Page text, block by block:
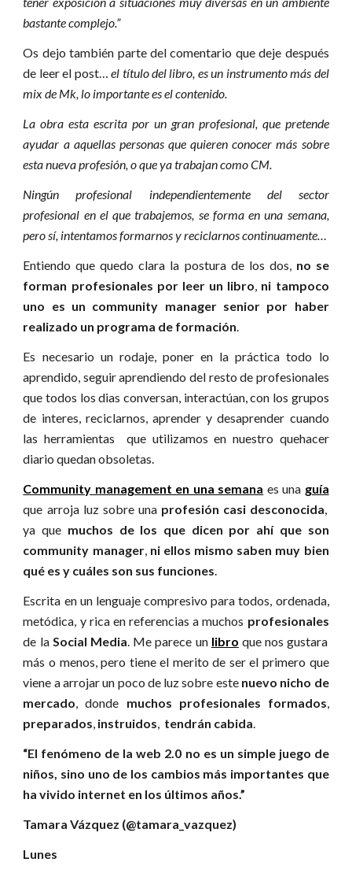
bastante complejo.”
Os dejo también parte del comentario que deje después
de leer el post… el título del libro, es un instrumento más del
mix de Mk, lo importante es el contenido.
La obra esta escrita por un gran profesional, que pretende
ayudar a aquellas personas que quieren conocer más sobre
esta nueva profesión, o que ya trabajan como CM.
Ningún profesional independientemente del sector
profesional en el que trabajemos, se forma en una semana,
pero sí, intentamos formarnos y reciclarnos continuamente…
Entiendo que quedo clara la postura de los dos, no se
forman profesionales por leer un libro, ni tampoco
uno es un community manager senior por haber
realizado un programa de formación.
Es necesario un rodaje, poner en la práctica todo lo
aprendido, seguir aprendiendo del resto de profesionales
que todos los dias conversan, interactúan, con los grupos
de interes, reciclarnos, aprender y desaprender cuando
las herramientas que utilizamos en nuestro quehacer
diario quedan obsoletas.
Community management en una semana es una guía
que arroja luz sobre una profesión casi desconocida,
ya que muchos de los que dicen por ahí que son
community manager, ni ellos mismo saben muy bien
qué es y cuáles son sus funciones.
Escrita en un lenguaje compresivo para todos, ordenada,
metódica, y rica en referencias a muchos profesionales
de la Social Media. Me parece un libro que nos gustara
más o menos, pero tiene el merito de ser el primero que
viene a arrojar un poco de luz sobre este nuevo nicho de
mercado, donde muchos profesionales formados,
preparados, instruidos, tendrán cabida.
“El fenómeno de la web 2.0 no es un simple juego de
niños, sino uno de los cambios más importantes que
ha vivido internet en los últimos años.”
Tamara Vázquez (@tamara_vazquez)
Lunes